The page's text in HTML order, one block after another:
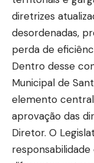
diretrizes
desordenadas,
perda de
Dentro desse
Municipal de
elemento
aprovação das
Diretor. O